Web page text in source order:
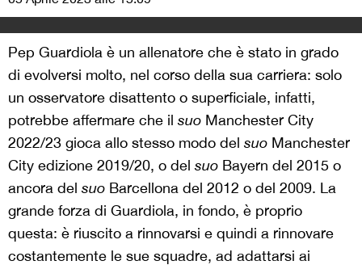
Pep Guardiola è un allenatore che è stato in grado
di evolversi molto, nel corso della sua carriera: solo
un osservatore disattento o superficiale, infatti,
potrebbe affermare che il suo Manchester City
2022/23 gioca allo stesso modo del suo Manchester
City edizione 2019/20, o del suo Bayern del 2015 o
ancora del suo Barcellona del 2012 o del 2009. La
grande forza di Guardiola, in fondo, è proprio
questa: è riuscito a rinnovarsi e quindi a rinnovare
costantemente le sue squadre, ad adattarsi ai